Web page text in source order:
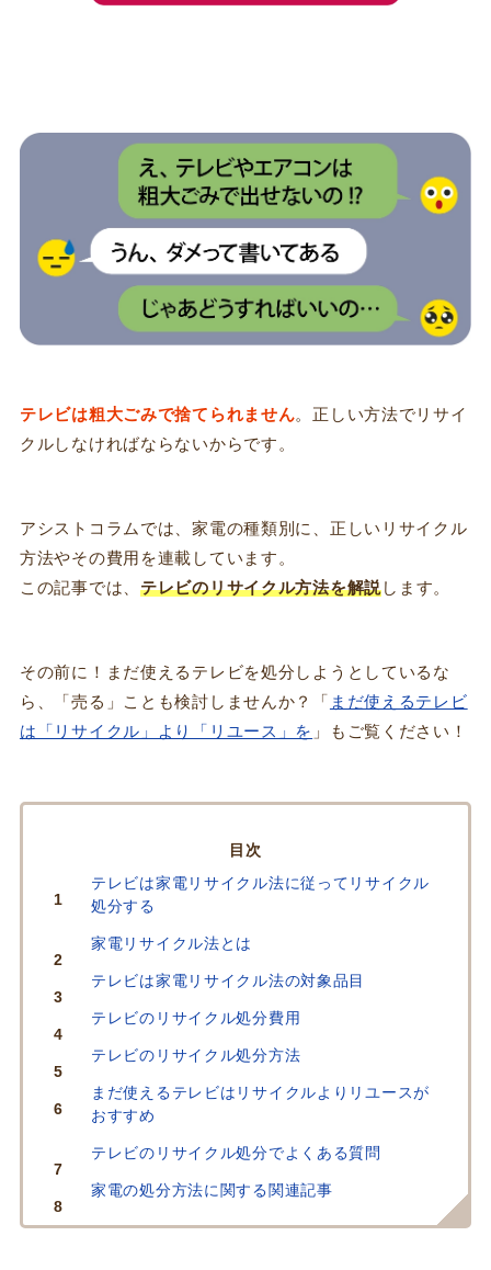
テレビは粗大ごみで捨てられません。正しい方法でリサイ
クルしなければならないからです。
アシストコラムでは、家電の種類別に、正しいリサイクル
方法やその費用を連載しています。
この記事では、 テレビのリサイクル方法を解説 します。
その前に！まだ使えるテレビを処分しようとしているな
ら、「売る」ことも検討しませんか？「 まだ使えるテレビ
は「リサイクル」より「リユース」を 」もご覧ください！
INDEX
テレビは家電リサイクル法に従ってリサイクル
処分する
家電リサイクル法とは
テレビは家電リサイクル法の対象品目
テレビのリサイクル処分費用
テレビのリサイクル処分方法
まだ使えるテレビはリサイクルよりリユースが
おすすめ
テレビのリサイクル処分でよくある質問
家電の処分方法に関する関連記事